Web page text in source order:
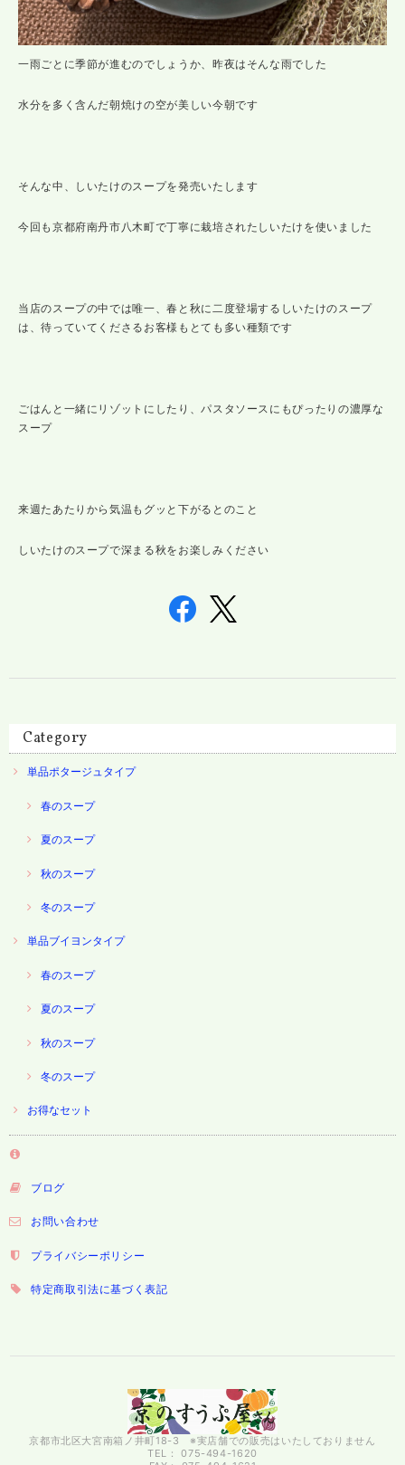
一雨ごとに季節が進むのでしょうか、昨夜はそんな雨でした
水分を多く含んだ朝焼けの空が美しい今朝です
そんな中、しいたけのスープを発売いたします
今回も京都府南丹市八木町で丁寧に栽培されたしいたけを使いました
当店のスープの中では唯一、春と秋に二度登場するしいたけのスープ
は、待っていてくださるお客様もとても多い種類です
ごはんと一緒にリゾットにしたり、パスタソースにもぴったりの濃厚な
スープ
来週たあたりから気温もグッと下がるとのこと
しいたけのスープで深まる秋をお楽しみください
Category
単品ポタージュタイプ
春のスープ
夏のスープ
秋のスープ
冬のスープ
単品ブイヨンタイプ
春のスープ
夏のスープ
秋のスープ
冬のスープ
お得なセット
ブログ
お問い合わせ
プライバシーポリシー
特定商取引法に基づく表記
京都市北区大宮南箱ノ井町18-3 ※実店舗での販売はいたしておりません
TEL： 075-494-1620